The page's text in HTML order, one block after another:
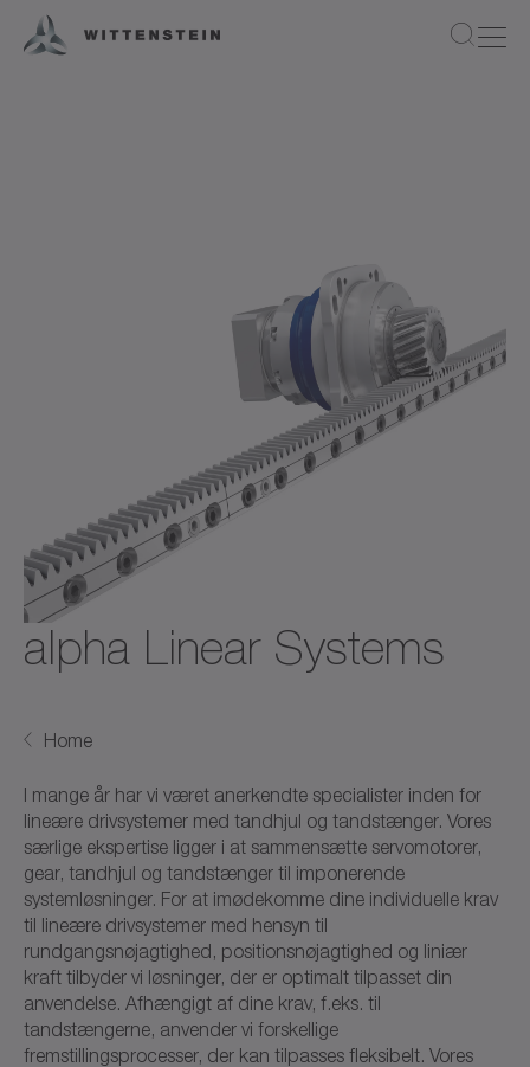
alpha Linear Systems
Home
I mange år har vi været anerkendte specialister inden for
lineære drivsystemer med tandhjul og tandstænger. Vores
særlige ekspertise ligger i at sammensætte servomotorer,
gear, tandhjul og tandstænger til imponerende
systemløsninger. For at imødekomme dine individuelle krav
til lineære drivsystemer med hensyn til
rundgangsnøjagtighed, positionsnøjagtighed og liniær
kraft tilbyder vi løsninger, der er optimalt tilpasset din
anvendelse. Afhængigt af dine krav, f.eks. til
tandstængerne, anvender vi forskellige
fremstillingsprocesser, der kan tilpasses fleksibelt. Vores